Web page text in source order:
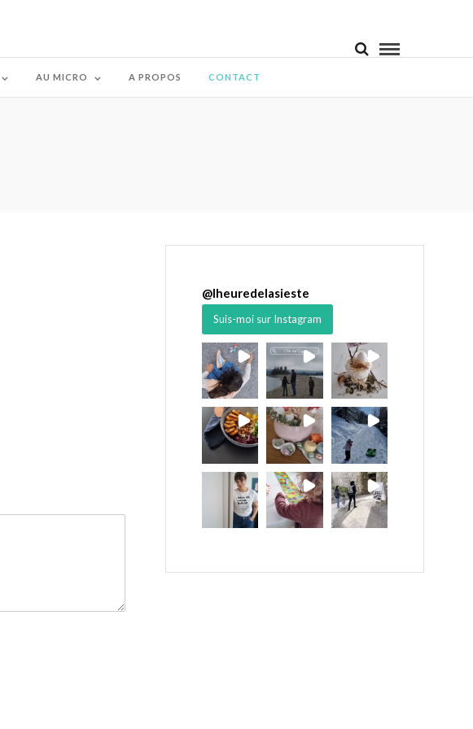
AU MICRO A PROPOS CONTACT
@lheuredelasieste
Suis-moi sur Instagram